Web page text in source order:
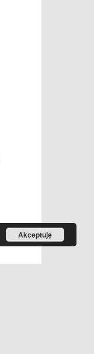
Akceptuję